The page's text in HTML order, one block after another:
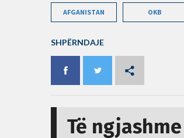
AFGANISTAN OKB
SHPËRNDAJE
Të ngjashme